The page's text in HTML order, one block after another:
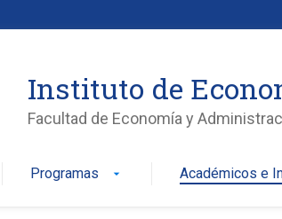
Instituto de
Facultad de Economía y
Programas arrow_drop_down Académicos e